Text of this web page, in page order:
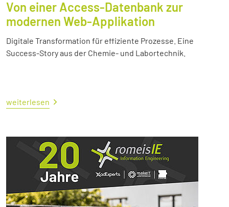
Von einer Access-Datenbank zur
modernen Web-Applikation
Digitale Transformation für effiziente Prozesse. Eine
Success-Story aus der Chemie- und Labortechnik.
weiterlesen